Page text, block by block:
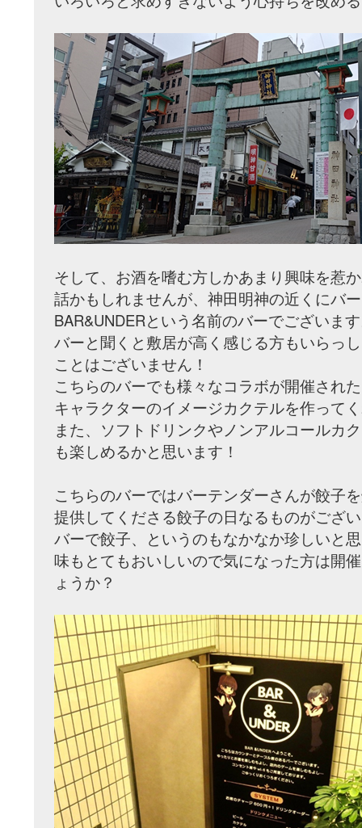
そして、お酒を嗜む方しかあまり興味を惹
話かもしれませんが、神田明神の近くにバ
BAR&UNDERという名前のバーでございま
バーと聞くと敷居が高く感じる方もいらっ
ことはございません！
こちらのバーでも様々なコラボが開催され
キャラクターのイメージカクテルを作って
また、ソフトドリンクやノンアルコールカ
も楽しめるかと思います！
こちらのバーではバーテンダーさんが餃子
提供してくださる餃子の日なるものがござ
バーで餃子、というのもなかなか珍しいと
味もとてもおいしいので気になった方は開
ょうか？